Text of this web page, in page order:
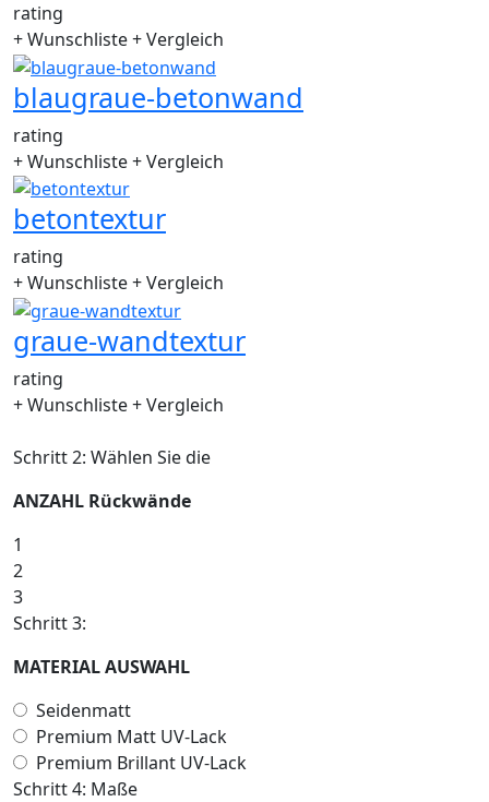
rating
+ Wunschliste+ Vergleich
blaugraue-betonwand
rating
+ Wunschliste+ Vergleich
betontextur
rating
+ Wunschliste+ Vergleich
graue-wandtextur
rating
+ Wunschliste+ Vergleich
Schritt 2: Wählen Sie die
ANZAHL Rückwände
1
2
3
Schritt 3:
MATERIAL AUSWAHL
Seidenmatt
Premium Matt UV-Lack
Premium Brillant UV-Lack
Schritt 4: Maße